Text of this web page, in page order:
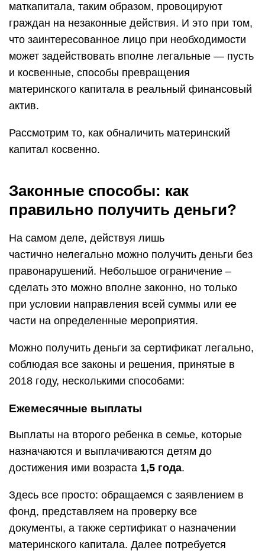
маткапитала, таким образом, провоцируют
граждан на незаконные действия. И это при том,
что заинтересованное лицо при необходимости
может задействовать вполне легальные — пусть
и косвенные, способы превращения
материнского капитала в реальный финансовый
актив.
Рассмотрим то, как обналичить материнский
капитал косвенно.
Законные способы: как
правильно получить деньги?
На самом деле, действуя лишь
частично нелегально можно получить деньги без
правонарушений. Небольшое ограничение –
сделать это можно вполне законно, но только
при условии направления всей суммы или ее
части на определенные мероприятия.
Можно получить деньги за сертификат легально,
соблюдая все законы и решения, принятые в
2018 году, несколькими способами:
Ежемесячные выплаты
Выплаты на второго ребенка в семье, которые
назначаются и выплачиваются детям до
достижения ими возраста 1,5 года.
Здесь все просто: обращаемся с заявлением в
фонд, представляем на проверку все
документы, а также сертификат о назначении
материнского капитала. Далее потребуется